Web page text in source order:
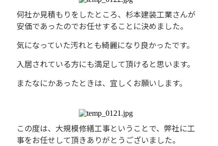
何社か見積もりをしたところ、杉本建装工業さんが
安価であったのでお任せすることに決めました。
気になっていた汚れとも綺麗になり良かったです。
入居されている方にも満足して頂けると思います。
またなにかあったときは、宜しくお願いします。
この度は、大規模修繕工事ということで、弊社に工
事をお任せして頂きありがとうございました。